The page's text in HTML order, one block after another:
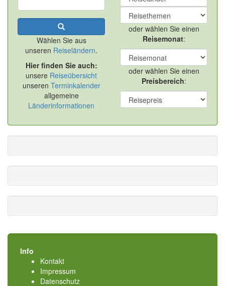
Wählen Sie aus
unseren Reiseländern.
Hier finden Sie auch:
unsere Reiseübersicht
unseren Terminkalender
allgemeine
Länderinformationen
oder wählen Sie einen
Reisemonat:
oder wählen Sie einen
Preisbereich:
Info
Kontakt
Impressum
Datenschutz